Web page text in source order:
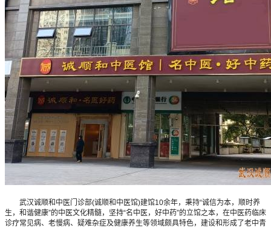
武汉诚顺和中医门诊部(诚顺和中医馆)建馆10余年，秉持“诚信为本，顺时养
生，和谐健康”的中医文化精髓，坚持“名中医，好中药”的立馆之本，在中医药临床
诊疗常见病、老慢病、疑难杂症及健康养生等领域颇具特色，建设和形成了老中青